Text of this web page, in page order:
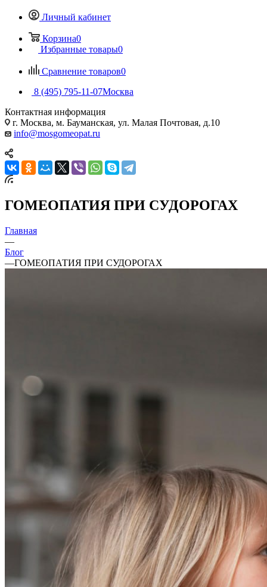
Личный кабинет
Корзина0
Избранные товары0
Сравнение товаров0
8 (495) 795-11-07Москва
Контактная информация
г. Москва, м. Бауманская, ул. Малая Почтовая, д.10
info@mosgomeopat.ru
ГОМЕОПАТИЯ ПРИ СУДОРОГАХ
Главная
—
Блог
—ГОМЕОПАТИЯ ПРИ СУДОРОГАХ